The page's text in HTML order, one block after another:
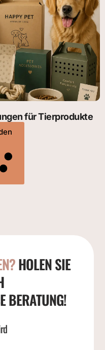
für Tierprodukte
HOLEN SIE
BERATUNG!